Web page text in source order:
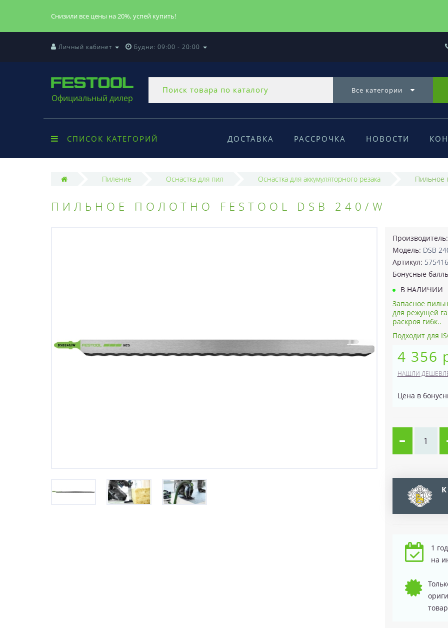
Снизили все цены на 20%, успей купить!
Личный кабинет Будни: 09:00 - 20:00
Официальный дилер
Все категории
СПИСОК КАТЕГОРИЙ ДОСТАВКА РАССРОЧКА НОВОСТИ
Пиление Оснастка для пил Оснастка для аккумуляторного резака Пильное
ПИЛЬНОЕ ПОЛОТНО FESTOOL DSB 240/W
Модель: DSB
Артикул: 575416
Бонусные
В НАЛИЧИИ
Запасное
для режущей
раскроя гибк..
Подходит для
4 356
НАШЛИ
Цена в
1
на